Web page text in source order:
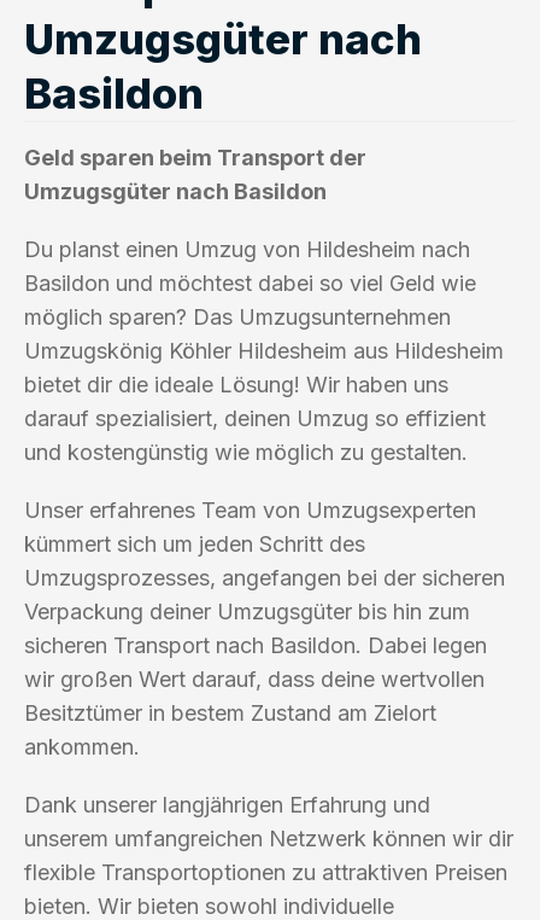
Umzugsgüter nach
Basildon
Geld sparen beim Transport der
Umzugsgüter nach Basildon
Du planst einen Umzug von Hildesheim nach
Basildon und möchtest dabei so viel Geld wie
möglich sparen? Das Umzugsunternehmen
Umzugskönig Köhler Hildesheim aus Hildesheim
bietet dir die ideale Lösung! Wir haben uns
darauf spezialisiert, deinen Umzug so effizient
und kostengünstig wie möglich zu gestalten.
Unser erfahrenes Team von Umzugsexperten
kümmert sich um jeden Schritt des
Umzugsprozesses, angefangen bei der sicheren
Verpackung deiner Umzugsgüter bis hin zum
sicheren Transport nach Basildon. Dabei legen
wir großen Wert darauf, dass deine wertvollen
Besitztümer in bestem Zustand am Zielort
ankommen.
Dank unserer langjährigen Erfahrung und
unserem umfangreichen Netzwerk können wir dir
flexible Transportoptionen zu attraktiven Preisen
bieten. Wir bieten sowohl individuelle